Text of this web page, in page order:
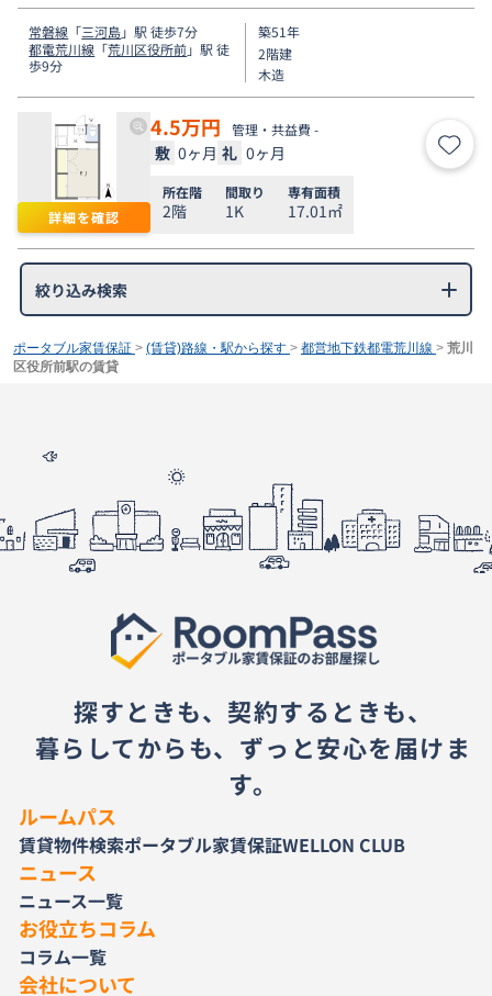
常磐線 「三河島」駅 徒歩7分
都電荒川線 「荒川区役所前」駅 徒
歩9分
築51年
2階建
木造
詳細を確認
4.5万円 管理・共益費 -
敷 0ヶ月 礼 0ヶ月 お気
所在階
2階
間取り
1K
専有面積
17.01㎡
絞り込み検索
ポータブル家賃保証 > (賃貸)路線・駅から探す > 都営地下鉄都電荒川線 > 荒川
区役所前駅の賃貸
探すときも、契約するときも、
暮らしてからも、ずっと安心を届けま
す。
ルームパス
賃貸物件検索ポータブル家賃保証WELLON CLUB
ニュース
ニュース一覧
お役立ちコラム
コラム一覧
会社について